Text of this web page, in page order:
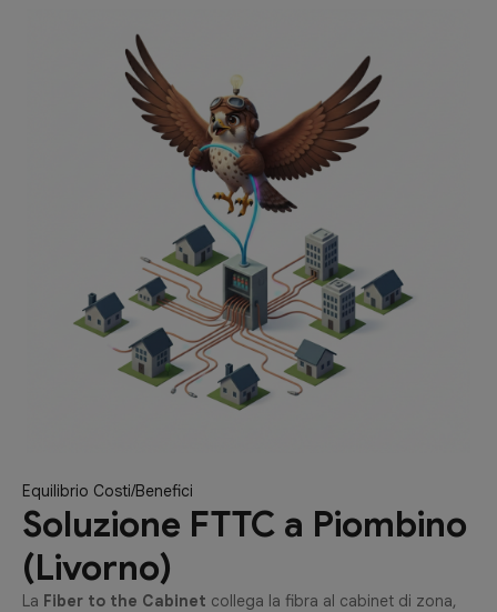
Equilibrio Costi/Benefici
Soluzione FTTC a Piombino
(Livorno)
La Fiber to the Cabinet collega la fibra al cabinet di zona,